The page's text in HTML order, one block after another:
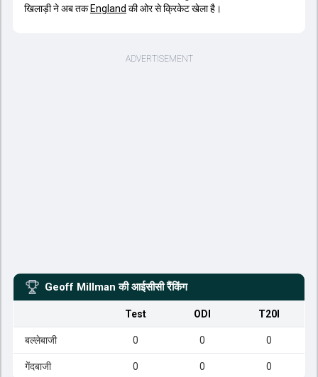
खिलाड़ी ने अब तक England की ओर से क्रिकेट खेला है।
Geoff Millman की आईसीसी रैंकिंग
Test ODI T20I
बल्लेबाजी 0 0 0
गेंदबाजी 0 0 0